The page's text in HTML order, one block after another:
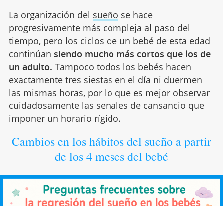
La organización del sueño se hace
progresivamente más compleja al paso del
tiempo, pero los ciclos de un bebé de esta edad
continúan siendo mucho más cortos que los de
un adulto. Tampoco todos los bebés hacen
exactamente tres siestas en el día ni duermen
las mismas horas, por lo que es mejor observar
cuidadosamente las señales de cansancio que
imponer un horario rígido.
Cambios en los hábitos del sueño a partir
de los 4 meses del bebé